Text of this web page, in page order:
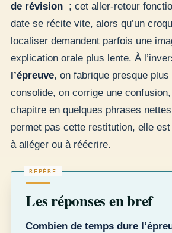
de révision ; cet aller-retour
date se récite vite, alors qu’un
localiser demandent parfois une
explication orale plus lente. À
l’épreuve, on fabrique presque
consolide, on corrige une
chapitre en quelques phrases
permet pas cette restitution, elle
à alléger ou à réécrire.
Les réponses en bref
Combien de temps dure